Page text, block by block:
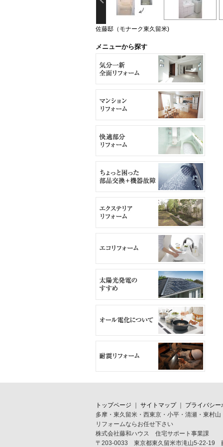
佐藤邸（モナーク東久留米)
メニューから探す
トップページ ｜ サイトマップ｜ プライバシー
多摩・東久留米・西東京・小平・清瀬・東村
リフォームならお任せ下さい
株式会社藤和ハウス 住宅サポート事業課
〒203-0033 東京都東久留米市滝山5-22-19